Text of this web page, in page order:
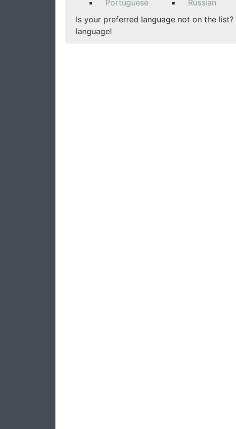
Portuguese
Russian
Is your preferred language not on the list?
language!